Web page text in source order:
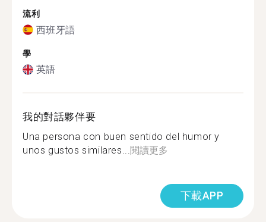
流利
西班牙語
學
英語
我的對話夥伴要
Una persona con buen sentido del humor y
unos gustos similares...閱讀更多
下載APP